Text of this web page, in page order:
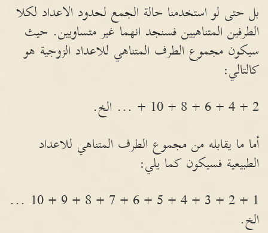
بل حتى لو استخدمنا حالة الجمع لحدود الاعداد لكلا
الطرفين المتناهيين فسنجد انهما غير متساويين. حيث
سيكون مجموع الطرف المتناهي للاعداد الزوجية هو
كالتالي:
2 + 4 + 6 + 8 + 10 + ... الخ.
أما ما يقابله من مجموع الطرف المتناهي للاعداد
الطبيعية فسيكون كما يلي:
1 + 2 + 3 + 4 + 5 + 6 + 7 + 8 + 9 + 10 ...
الخ.